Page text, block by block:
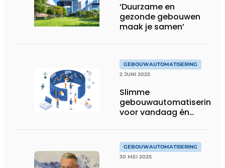
‘Duurzame en
gezonde gebouwen
maak je samen’
GEBOUWAUTOMATISERING
2 JUNI 2025
Slimme
gebouwautomatisering
voor vandaag én
GEBOUWAUTOMATISERING
30 MEI 2025